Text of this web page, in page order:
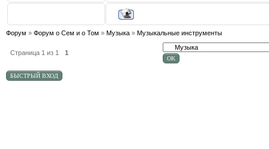
Форум » Форум о Сем и о Том » Музыка » Музыкальные инструменты
Страница 1 из 1 1